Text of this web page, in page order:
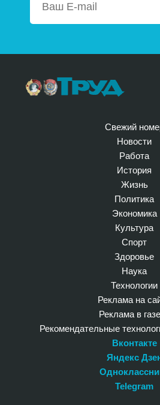
Свежий
Новости
Работа
История
Жизнь
Политика
Экономика
Культура
Спорт
Здоровье
Наука
Технологии
Реклама на
Реклама в
Рекомендательные
Вконтакте
Яндекс
Telegram